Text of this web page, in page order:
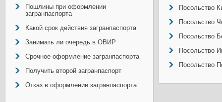
Пошлины при оформлении
загранпаспорта
Какой срок действия загранпаспорта
Занимать ли очередь в ОВИР
Срочное оформление загранпаспорта
Получить второй загранпаспорт
Отказ в оформлении загранпаспорта
Посольство
Посольство
Посольство
Посольство
Посольство